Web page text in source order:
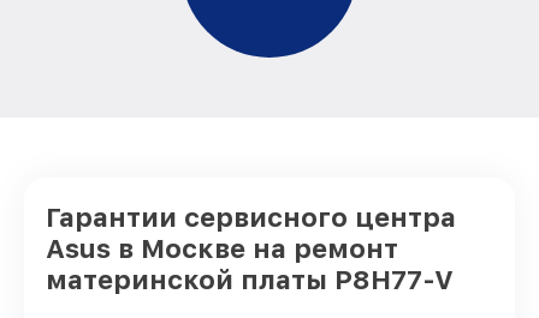
Гарантии сервисного центра
Asus в Москве на ремонт
материнской платы P8H77-V